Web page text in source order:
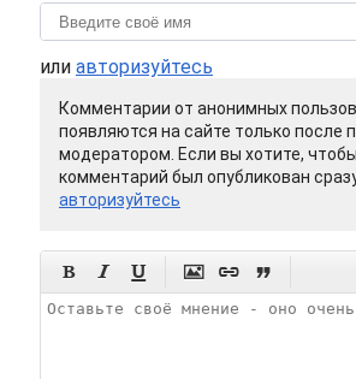
или авторизуйтесь
Комментарии от анонимных
появляются на сайте только после
модератором. Если вы хотите,
комментарий был опубликован
авторизуйтесь
     